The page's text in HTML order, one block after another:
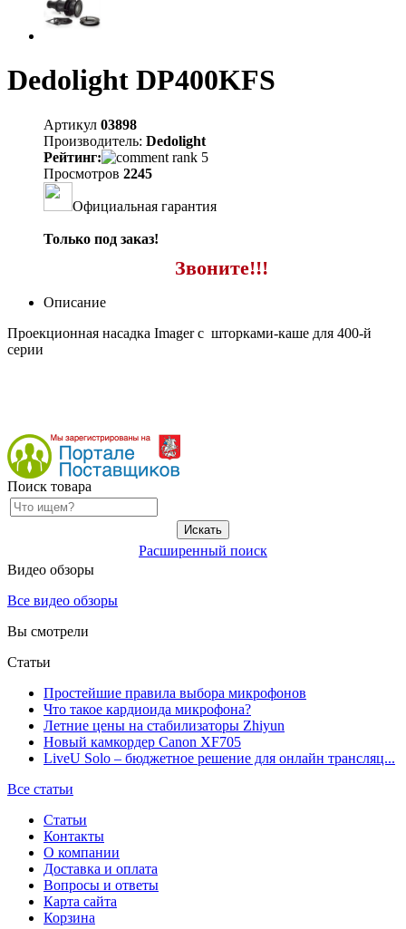
Dedolight DP400KFS
Артикул 03898
Производитель: Dedolight
Рейтинг:
Просмотров 2245
Официальная гарантия
Только под заказ!
Звоните!!!
Описание
Проекционная насадка Imager с шторками-каше для 400-й
серии
Поиск товара
Расширенный поиск
Видео обзоры
Все видео обзоры
Вы смотрели
Статьи
Простейшие правила выбора микрофонов
Что такое кардиоида микрофона?
Летние цены на стабилизаторы Zhiyun
Новый камкордер Canon XF705
LiveU Solo – бюджетное решение для онлайн трансляц...
Все статьи
Статьи
Контакты
О компании
Доставка и оплата
Вопросы и ответы
Карта сайта
Корзина